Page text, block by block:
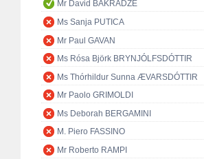
Mr David BAKRADZE
Ms Sanja PUTICA
Mr Paul GAVAN
Ms Rósa Björk BRYNJÓLFSDÓTTIR
Ms Thórhildur Sunna ÆVARSDÓTTIR
Mr Paolo GRIMOLDI
Ms Deborah BERGAMINI
M. Piero FASSINO
Mr Roberto RAMPI